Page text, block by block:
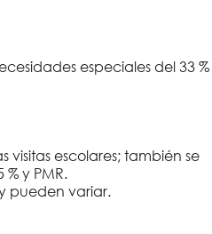
especiales del 33 %
escolares; también se
y PMR.
pueden variar.